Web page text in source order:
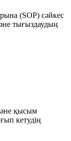
(SOP) сәйкес
тығыздаудың
қысым
кетудің